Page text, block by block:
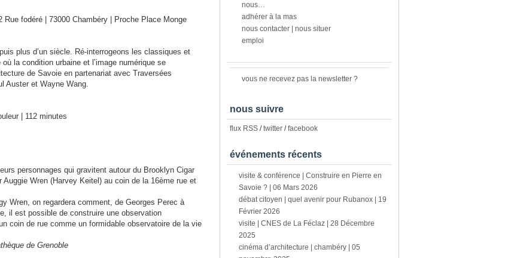
fodéré | 73000 Chambéry | Proche Place Monge
plus d’un siècle. Ré-interrogeons les classiques et
la condition urbaine et l’image numérique se
de Savoie en partenariat avec Traversées
Auster et Wayne Wang.
| 112 minutes
personnages qui gravitent autour du Brooklyn Cigar
Wren (Harvey Keitel) au coin de la 16ème rue et
Wren, on regardera comment, de Georges Perec à
il est possible de construire une observation
coin de rue comme un formidable observatoire de la vie
de Grenoble
nous…
adhérer à la mas
nous contacter | nous situer
emploi
vous ne recevez pas la newsletter ?
nous suivre
flux RSS /twitter /facebook
événements récents
visite & conférence | Construire en Pierre en
Savoie ? | 06 Mars 2026
débat citoyen | quel avenir pour Rubanox | 19
Février 2026
visite | CNES de La Féclaz | 28 Décembre
2025
cinéma d’architecture | chambéry | 05